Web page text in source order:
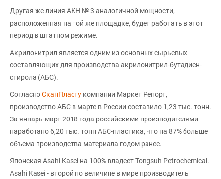
Другая же линия АКН № 3 аналогичной мощности,
расположенная на той же площадке, будет работать в этот
период в штатном режиме.
Акрилонитрил является одним из основных сырьевых
составляющих для производства акрилонитрил-бутадиен-
стирола (АБС).
СогласноСканПласту компании Маркет Репорт,
производство АБС в марте в России составило 1,23 тыс. тонн.
За январь-март 2018 года российскими производителями
наработано 6,20 тыс. тонн АБС-пластика, что на 87% больше
объема производства материала годом ранее.
Японская Asahi Kasei на 100% владеет Tongsuh Petrochemical.
Asahi Kasei - второй по величине в мире производитель